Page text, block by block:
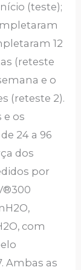
(teste);
12
(reteste
e o
(reteste 2).
e os
24 a 96
dos
por
com
Ambas as